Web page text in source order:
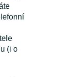
(i o